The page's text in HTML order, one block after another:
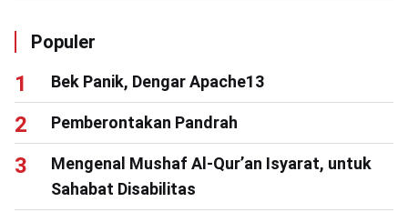
Populer
Bek Panik, Dengar Apache13
Pemberontakan Pandrah
Mengenal Mushaf Al-Qur’an Isyarat, untuk
Sahabat Disabilitas